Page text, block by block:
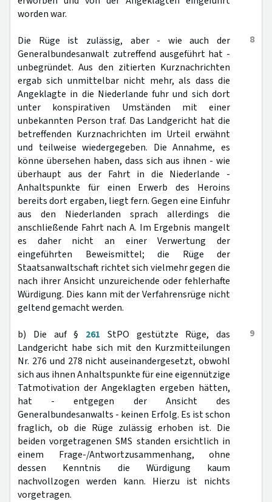
worden war.
8
Die Rüge ist zulässig, aber - wie auch der
Generalbundesanwalt zutreffend ausgeführt hat -
unbegründet. Aus den zitierten Kurznachrichten
ergab sich unmittelbar nicht mehr, als dass die
Angeklagte in die Niederlande fuhr und sich dort
unter konspirativen Umständen mit einer
unbekannten Person traf. Das Landgericht hat die
betreffenden Kurznachrichten im Urteil erwähnt
und teilweise wiedergegeben. Die Annahme, es
könne übersehen haben, dass sich aus ihnen - wie
überhaupt aus der Fahrt in die Niederlande -
Anhaltspunkte für einen Erwerb des Heroins
bereits dort ergaben, liegt fern. Gegen eine Einfuhr
aus den Niederlanden sprach allerdings die
anschließende Fahrt nach A. Im Ergebnis mangelt
es daher nicht an einer Verwertung der
eingeführten Beweismittel; die Rüge der
Staatsanwaltschaft richtet sich vielmehr gegen die
nach ihrer Ansicht unzureichende oder fehlerhafte
Würdigung. Dies kann mit der Verfahrensrüge nicht
geltend gemacht werden.
9
b) Die auf § 261 StPO gestützte Rüge, das
Landgericht habe sich mit den Kurzmitteilungen
Nr. 276 und 278 nicht auseinandergesetzt, obwohl
sich aus ihnen Anhaltspunkte für eine eigennützige
Tatmotivation der Angeklagten ergeben hätten,
hat - entgegen der Ansicht des
Generalbundesanwalts - keinen Erfolg. Es ist schon
fraglich, ob die Rüge zulässig erhoben ist. Die
beiden vorgetragenen SMS standen ersichtlich in
einem Frage-/Antwortzusammenhang, ohne
dessen Kenntnis die Würdigung kaum
nachvollzogen werden kann. Hierzu ist nichts
vorgetragen.